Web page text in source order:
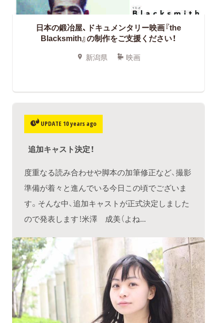
日本の鍛冶屋、ドキュメンタリー映画『the
Blacksmith』の制作をご支援ください！
新潟県 映画
UPDATE 10 years ago
追加キャスト決定！
度重なる読み合わせや脚本の加筆修正など、撮影
準備が着々と進んでいる今日この頃でございま
す。そんな中、追加キャストが正式決定しました
ので発表します！米澤 成美（よね...